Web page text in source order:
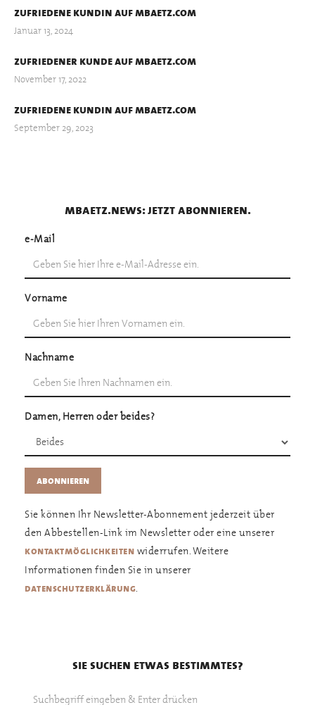
zufriedene kundin auf mbaetz.com
Januar 13, 2024
zufriedener kunde auf mbaetz.com
November 17, 2022
zufriedene kundin auf mbaetz.com
September 29, 2023
mbaetz.news: jetzt abonnieren.
e-Mail
Vorname
Nachname
Damen, Herren oder beides?
Sie können Ihr Newsletter-Abonnement jederzeit über
den Abbestellen-Link im Newsletter oder eine unserer
kontaktmöglichkeiten widerrufen. Weitere
Informationen finden Sie in unserer
datenschutzerklärung.
sie suchen etwas bestimmtes?